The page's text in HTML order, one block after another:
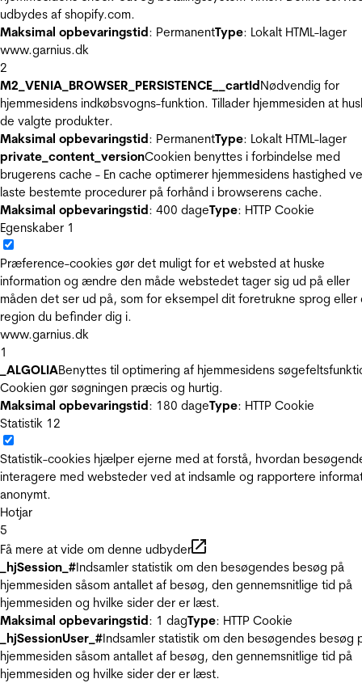
udbydes af shopify.com.
Maksimal opbevaringstid: PermanentType: Lokalt HTML-lager
www.garnius.dk
2
M2_VENIA_BROWSER_PERSISTENCE__cartIdNødvendig for
hjemmesidens indkøbsvogns-funktion. Tillader hjemmesiden at
de valgte produkter.
Maksimal opbevaringstid: PermanentType: Lokalt HTML-lager
private_content_versionCookien benyttes i forbindelse med
brugerens cache - En cache optimerer hjemmesidens hastighed
laste bestemte procedurer på forhånd i browserens cache.
Maksimal opbevaringstid: 400 dageType: HTTP Cookie
Egenskaber 1
Præference-cookies gør det muligt for et websted at huske
information og ændre den måde webstedet tager sig ud på eller
måden det ser ud på, som for eksempel dit foretrukne sprog eller
region du befinder dig i.
www.garnius.dk
1
_ALGOLIABenyttes til optimering af hjemmesidens
Cookien gør søgningen præcis og hurtig.
Maksimal opbevaringstid: 180 dageType: HTTP Cookie
Statistik 12
Statistik-cookies hjælper ejerne med at forstå, hvordan
interagere med websteder ved at indsamle og rapportere
anonymt.
Hotjar
5
Få mere at vide om denne udbyder
_hjSession_#Indsamler statistik om den besøgendes besøg på
hjemmesiden såsom antallet af besøg, den gennemsnitlige tid på
hjemmesiden og hvilke sider der er læst.
Maksimal opbevaringstid: 1 dagType: HTTP Cookie
_hjSessionUser_#Indsamler statistik om den besøgendes besøg
hjemmesiden såsom antallet af besøg, den gennemsnitlige tid på
hjemmesiden og hvilke sider der er læst.